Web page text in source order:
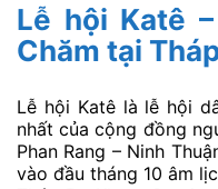
Lễ hội Katê
Chăm tại
Lễ hội Katê là lễ hội
nhất của cộng đồng
Phan Rang – Ninh
vào đầu tháng 10 âm